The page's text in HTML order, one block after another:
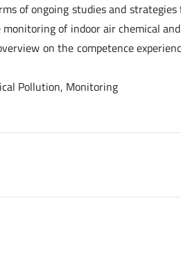
of ongoing studies and
of indoor air chemical
on the competence
Pollution, Monitoring